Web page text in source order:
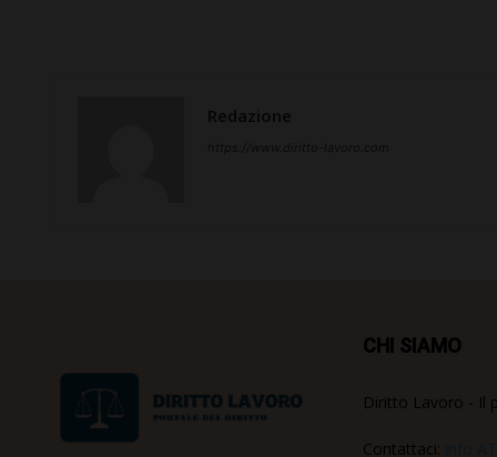
Redazione
CHI SIAMO
Diritto Lavoro - Il
Contattaci: